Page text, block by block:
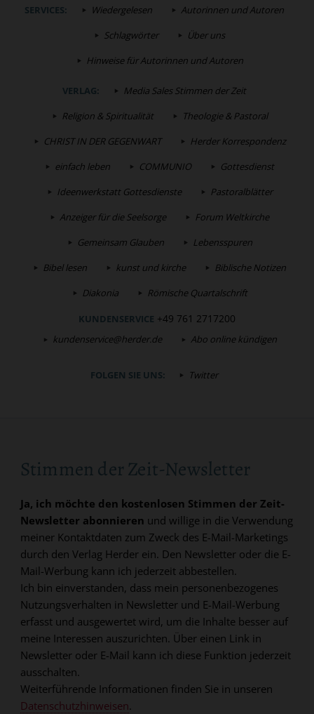
SERVICES: Wiedergelesen
Autorinnen und Autoren
Schlagwörter
Über uns
Hinweise für Autorinnen und Autoren
VERLAG:
Media Sales Stimmen der Zeit
Religion & Spiritualität
Theologie & Pastoral
CHRIST IN DER GEGENWART
Herder Korrespondenz
einfach leben
COMMUNIO
Gottesdienst
Ideenwerkstatt Gottesdienste
Pastoralblätter
Anzeiger für die Seelsorge
Forum Weltkirche
Gemeinsam Glauben
Lebensspuren
Bibel lesen
kunst und kirche
Biblische Notizen
Diakonia
Römische Quartalschrift
KUNDENSERVICE +49 761 2717200
kundenservice@herder.de Abo online kündigen
FOLGEN SIE UNS: Twitter
Stimmen der Zeit-Newsletter
Ja, ich möchte den kostenlosen Stimmen der Zeit-
Newsletter abonnieren und willige in die Verwendung
meiner Kontaktdaten zum Zweck des E-Mail-Marketings
durch den Verlag Herder ein. Den Newsletter oder die E-
Mail-Werbung kann ich jederzeit abbestellen.
Ich bin einverstanden, dass mein personenbezogenes
Nutzungsverhalten in Newsletter und E-Mail-Werbung
erfasst und ausgewertet wird, um die Inhalte besser auf
meine Interessen auszurichten. Über einen Link in
Newsletter oder E-Mail kann ich diese Funktion jederzeit
ausschalten.
Weiterführende Informationen finden Sie in unseren
Datenschutzhinweisen.